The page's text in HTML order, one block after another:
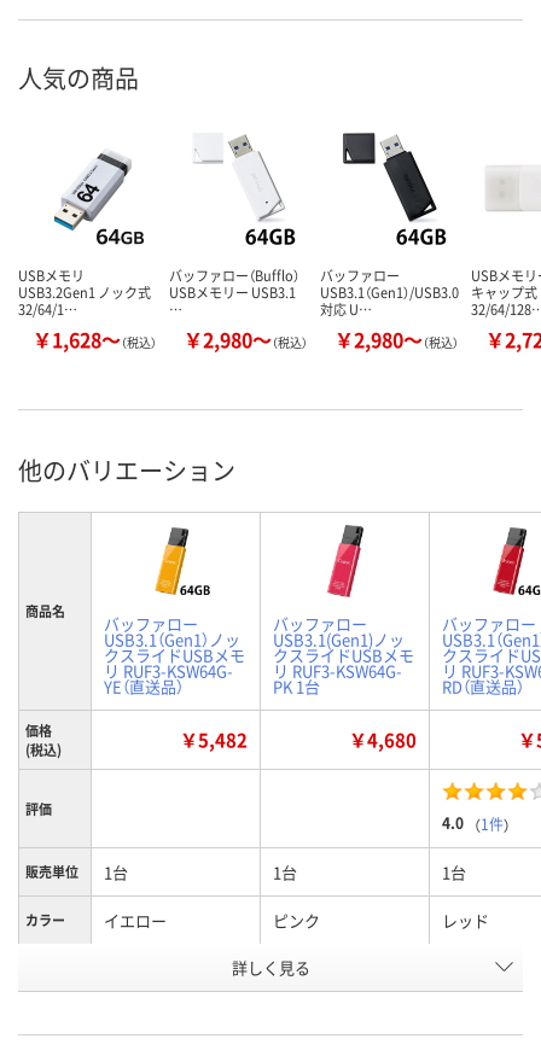
人気の商品
USBメモリ
USB3.2Gen1 ノック式
32/64/1…
￥1,628～（税込）
バッファロー（Bufflo）
USBメモリー USB3.1
…
￥2,980～（税込）
バッファロー
USB3.1（Gen1）/USB3.0
対応 U…
￥2,980～（税込）
USBメモ
キャップ式
32/64/
￥
他のバリエーション
商品名
バッファロー
USB3.1（Gen1）ノッ
クスライドUSBメモ
リ RUF3-KSW64G-
YE（直送品）
バッファロー
USB3.1(Gen1)ノッ
クスライドUSBメモ
リ RUF3-KSW64G-
PK 1台
バッファロー
USB3.1（
クスライド
リ RUF3-
RD（直送品）
価格
(税込)
￥5,482 ￥4,680
評価
4.0 （1件）
販売単位 1台 1台 1台
カラー イエロー ピンク レッド
P440500 P440501
詳しく見る